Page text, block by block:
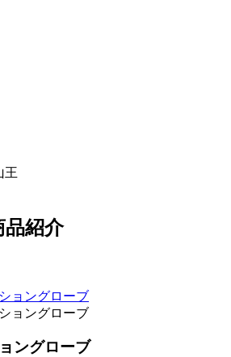
王
品紹介
ョングローブ
ョングローブ
ングローブ